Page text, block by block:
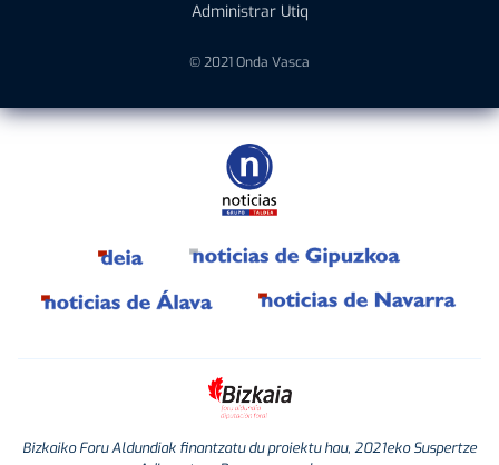
Administrar Utiq
© 2021 Onda Vasca
Bizkaiko Foru Aldundiak finantzatu du proiektu hau, 2021eko Suspertze